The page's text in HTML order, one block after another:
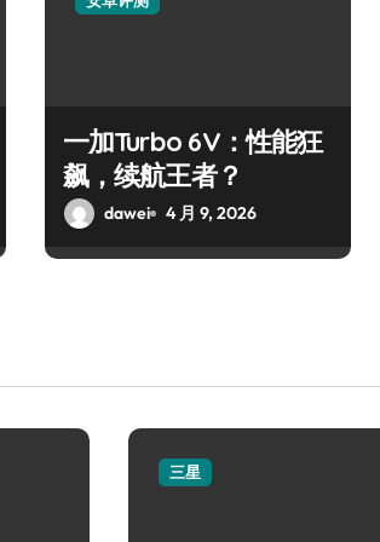
一加Turbo 6V：性能狂
飙，续航王者？
dawei 4 月 9, 2026
三星